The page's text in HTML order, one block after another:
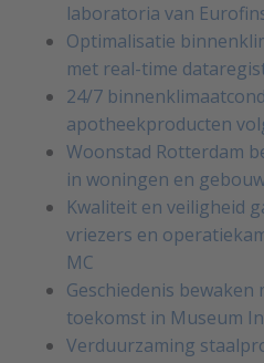
laboratoria van
Optimalisatie
met real-time
24/7
apotheekproducten
Woonstad Rotterdam
in woningen en
Kwaliteit en veiligheid
vriezers en
MC
Geschiedenis
toekomst in Museum
Verduurzaming